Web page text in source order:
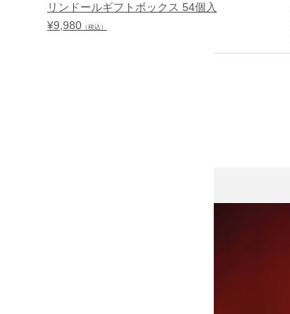
リンドールギフトボックス 54個入
¥9,980 （税込）